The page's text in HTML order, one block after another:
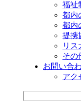
福祉
都内
都内
提携
リス
その
お問い合
アク